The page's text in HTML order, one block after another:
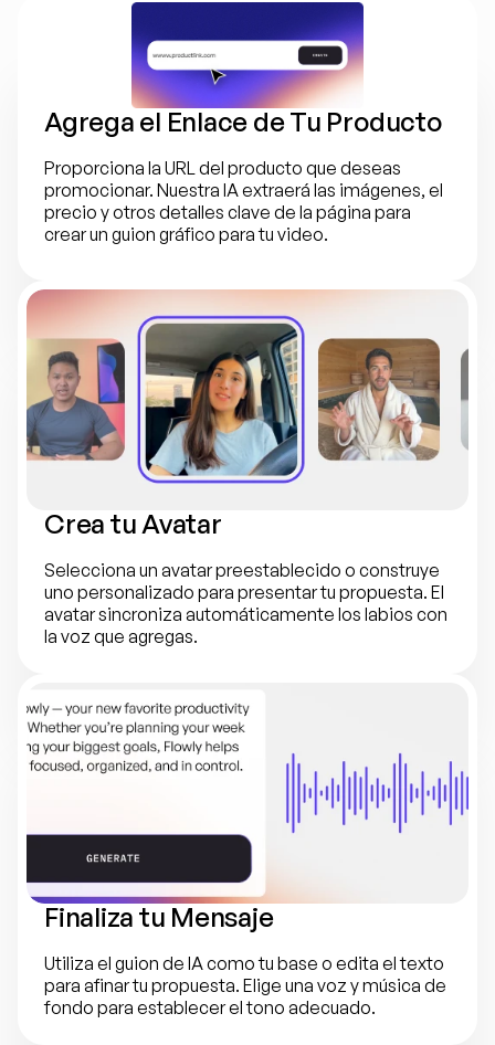
Agrega el Enlace de Tu Producto
Proporciona la URL del producto que deseas
promocionar. Nuestra IA extraerá las imágenes, el
precio y otros detalles clave de la página para
crear un guion gráfico para tu video.
Crea tu Avatar
Selecciona un avatar preestablecido o construye
uno personalizado para presentar tu propuesta. El
avatar sincroniza automáticamente los labios con
la voz que agregas.
Finaliza tu Mensaje
Utiliza el guion de IA como tu base o edita el texto
para afinar tu propuesta. Elige una voz y música de
fondo para establecer el tono adecuado.